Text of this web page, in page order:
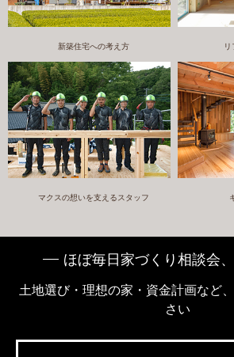
新築住宅への考え方
マクスの想いを支えるスタッフ
ほぼ毎日家づくり相談会、
土地選び・理想の家・資金計画など
さい